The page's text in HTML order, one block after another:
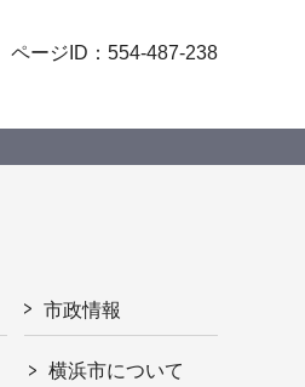
ページID：554-487-238
市政情報
横浜市について